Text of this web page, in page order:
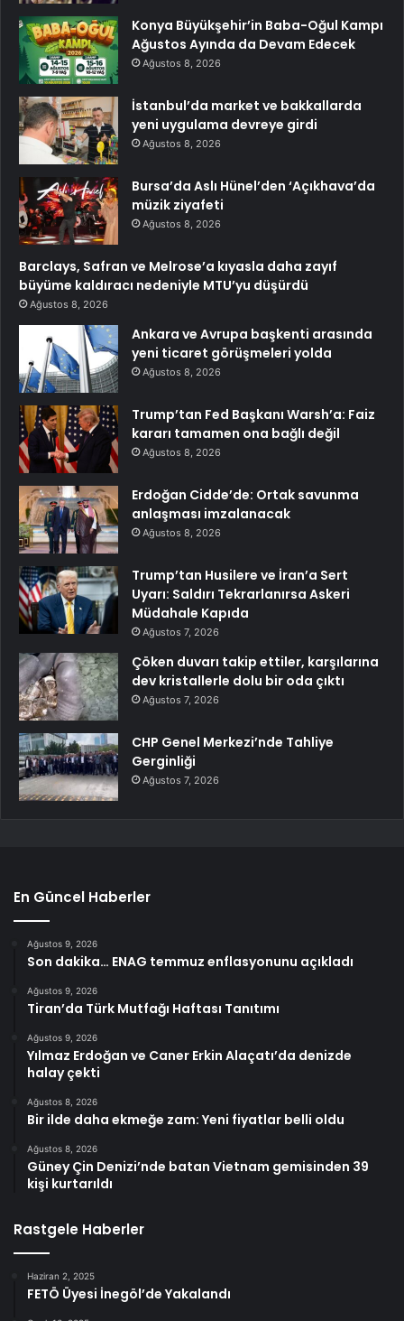
Konya Büyükşehir’in Baba-Oğul Kampı
Ağustos Ayında da Devam Edecek
Ağustos 8, 2026
İstanbul’da market ve bakkallarda
yeni uygulama devreye girdi
Ağustos 8, 2026
Bursa’da Aslı Hünel’den ‘Açıkhava’da
müzik ziyafeti
Ağustos 8, 2026
Barclays, Safran ve Melrose’a kıyasla daha zayıf
büyüme kaldıracı nedeniyle MTU’yu düşürdü
Ağustos 8, 2026
Ankara ve Avrupa başkenti arasında
yeni ticaret görüşmeleri yolda
Ağustos 8, 2026
Trump’tan Fed Başkanı Warsh’a: Faiz
kararı tamamen ona bağlı değil
Ağustos 8, 2026
Erdoğan Cidde’de: Ortak savunma
anlaşması imzalanacak
Ağustos 8, 2026
Trump’tan Husilere ve İran’a Sert
Uyarı: Saldırı Tekrarlanırsa Askeri
Müdahale Kapıda
Ağustos 7, 2026
Çöken duvarı takip ettiler, karşılarına
dev kristallerle dolu bir oda çıktı
Ağustos 7, 2026
CHP Genel Merkezi’nde Tahliye
Gerginliği
Ağustos 7, 2026
En Güncel Haberler
Ağustos 9, 2026
Son dakika… ENAG temmuz enflasyonunu açıkladı
Ağustos 9, 2026
Tiran’da Türk Mutfağı Haftası Tanıtımı
Ağustos 9, 2026
Yılmaz Erdoğan ve Caner Erkin Alaçatı’da denizde
halay çekti
Ağustos 8, 2026
Bir ilde daha ekmeğe zam: Yeni fiyatlar belli oldu
Ağustos 8, 2026
Güney Çin Denizi’nde batan Vietnam gemisinden 39
kişi kurtarıldı
Rastgele Haberler
Haziran 2, 2025
FETÖ Üyesi İnegöl’de Yakalandı